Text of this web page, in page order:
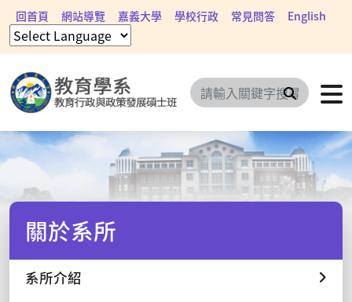
回首頁 網站導覽 嘉義大學 學校行政 常見問答 English
搜尋
關於系所
系所介紹